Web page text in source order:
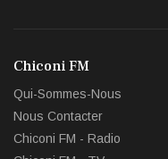
Chiconi FM
Qui-Sommes-Nous
Nous Contacter
Chiconi FM - Radio